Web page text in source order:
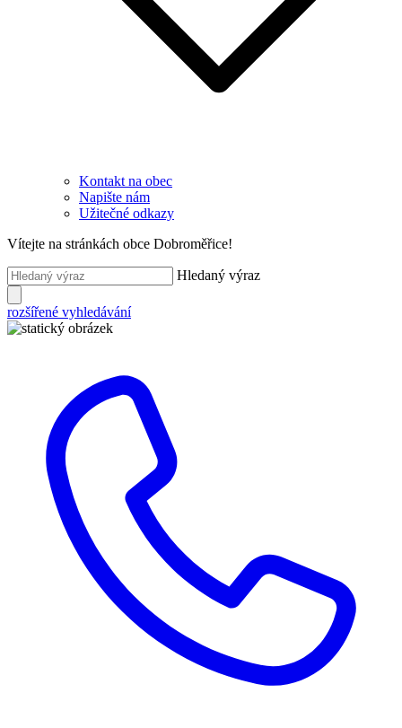
Kontakt na obec
Napište nám
Užitečné odkazy
Vítejte na stránkách obce Dobroměřice!
Hledaný výraz
rozšířené vyhledávání